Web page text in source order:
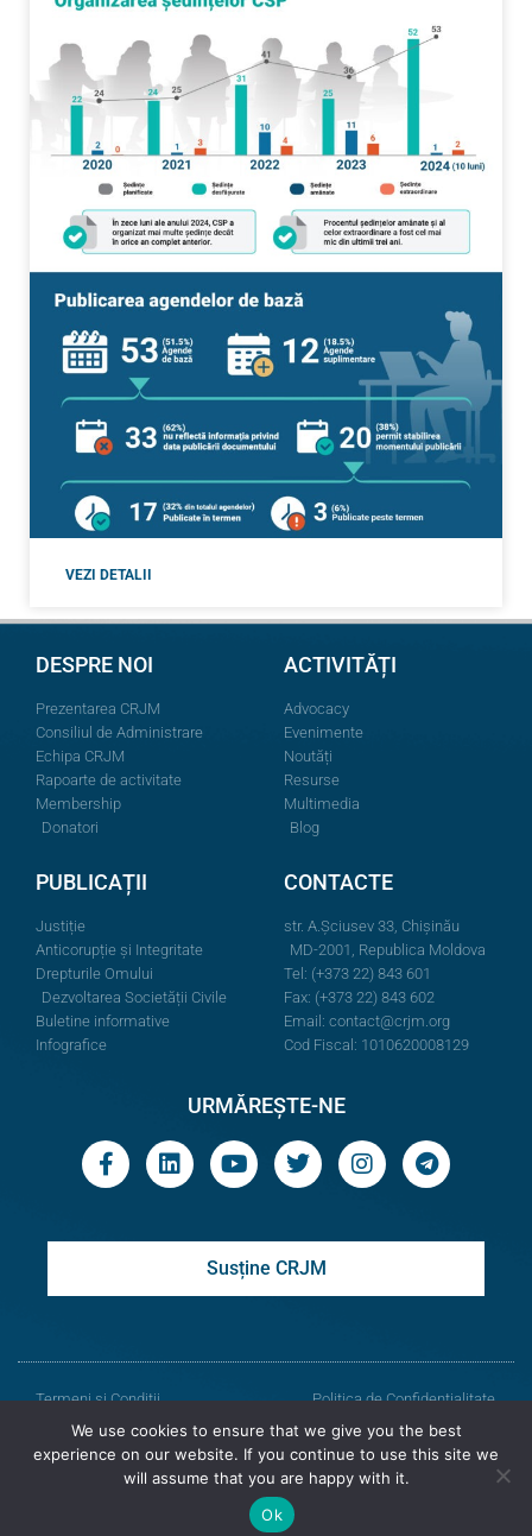
VEZI DETALII
DESPRE NOI
Prezentarea CRJM
Consiliul de Administrare
Echipa CRJM
Rapoarte de activitate
Membership
Donatori
ACTIVITĂȚI
Advocacy
Evenimente
Noutăți
Resurse
Multimedia
Blog
PUBLICAȚII
Justiție
Anticorupție și Integritate
Drepturile Omului
Dezvoltarea Societății Civile
Buletine informative
Infografice
CONTACTE
str. A.Şciusev 33, Chișinău
MD-2001, Republica Moldova
Tel: (+373 22) 843 601
Fax: (+373 22) 843 602
Email: contact@crjm.org
Cod Fiscal: 1010620008129
URMĂREȘTE-NE
Susține CRJM
Termeni și Condiții
Politica de Confidențialitate
© Toate drepturile rezervate
Centrul de Resurse Juridice din Moldova
Versiunea veche a site-ului
We use cookies to ensure that we give you the best
experience on our website. If you continue to use this site we
will assume that you are happy with it.
Ok